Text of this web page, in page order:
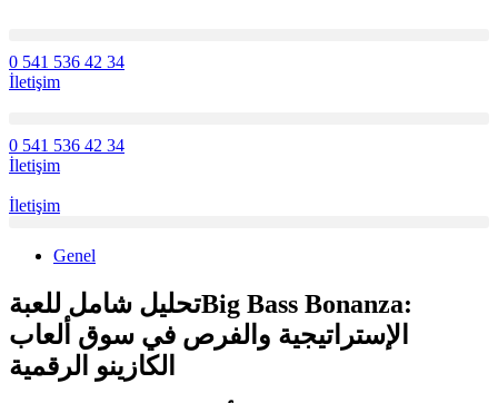
0 541 536 42 34
İletişim
0 541 536 42 34
İletişim
İletişim
Genel
تحليل شامل للعبةBig Bass Bonanza:
الإستراتيجية والفرص في سوق ألعاب
الكازينو الرقمية